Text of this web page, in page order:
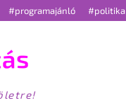
#programajánló #politika